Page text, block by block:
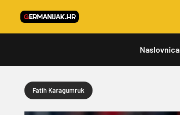
Naslovnica
Fatih Karagumruk